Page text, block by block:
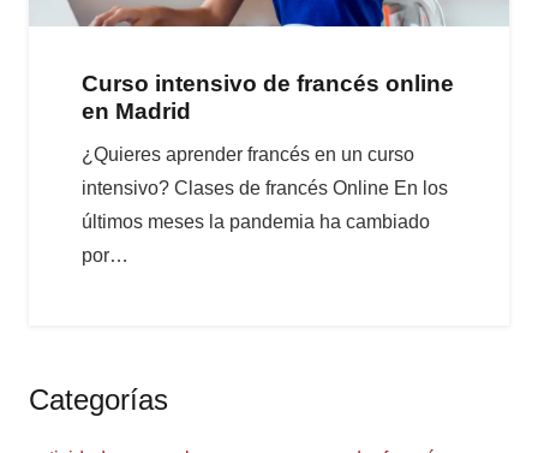
Curso intensivo de francés online
en Madrid
¿Quieres aprender francés en un curso
intensivo? Clases de francés Online En los
últimos meses la pandemia ha cambiado
por…
Categorías